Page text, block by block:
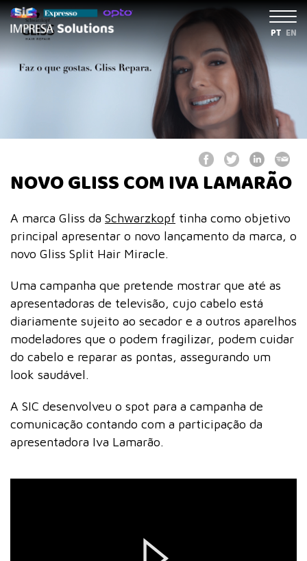
PT EN
NOVO GLISS COM IVA LAMARÃO
A marca Gliss da Schwarzkopf tinha como objetivo
principal apresentar o novo lançamento da marca, o
novo Gliss Split Hair Miracle.
Uma campanha que pretende mostrar que até as
apresentadoras de televisão, cujo cabelo está
diariamente sujeito ao secador e a outros aparelhos
modeladores que o podem fragilizar, podem cuidar
do cabelo e reparar as pontas, assegurando um
look saudável.
A SIC desenvolveu o spot para a campanha de
comunicação contando com a participação da
apresentadora Iva Lamarão.